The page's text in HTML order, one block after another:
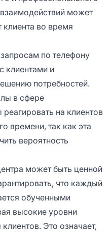
может
клиента во время
по телефону
клиентами и
потребностей.
в сфере
на клиентов
времени, так как эта
вероятность
может быть ценной
что каждый
обученными
высокие уровни
Это означает,